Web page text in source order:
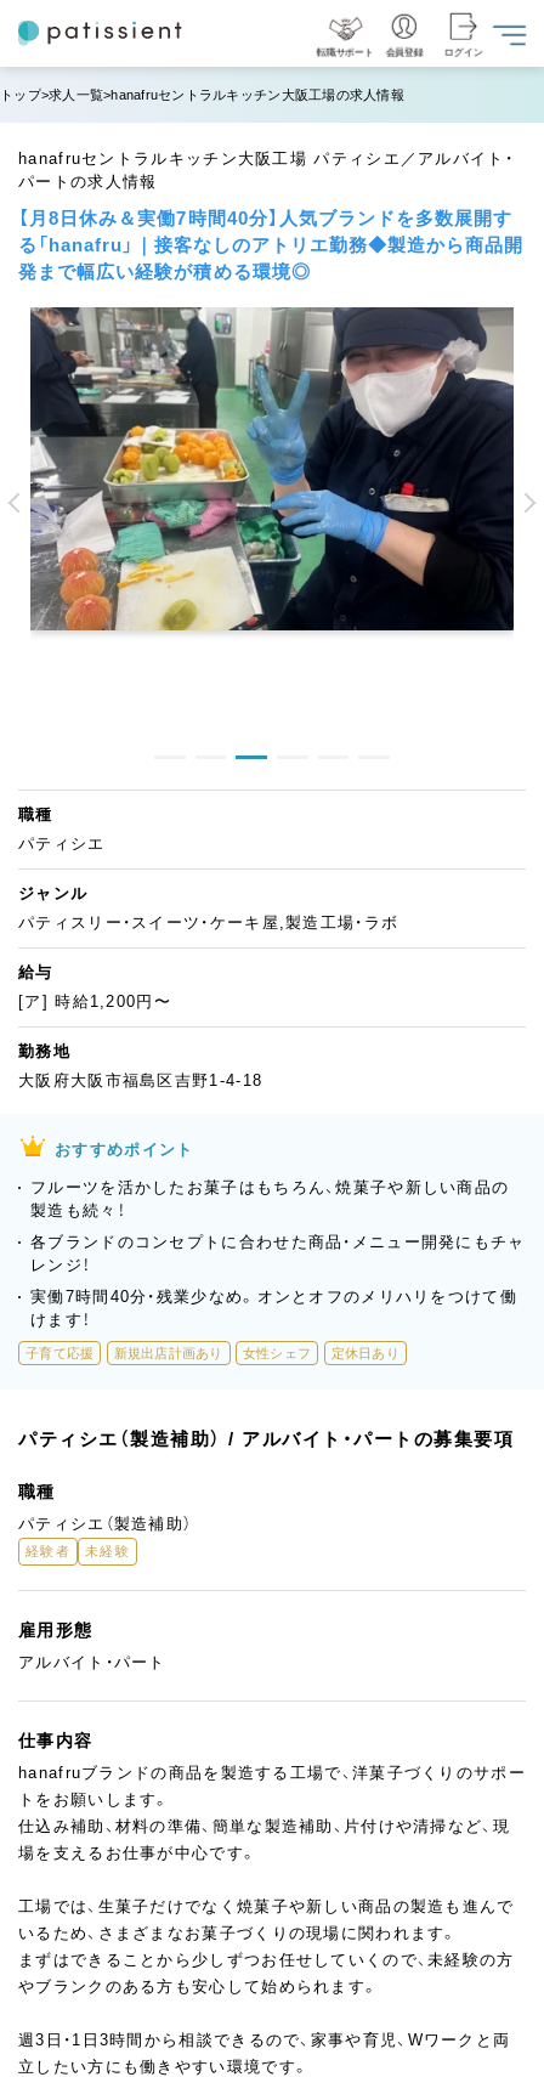
転職サポート 会員登録 ログイン
トップ 求人一覧 hanafruセントラルキッチン大阪工場の求人情報
hanafruセントラルキッチン大阪工場 パティシエ／アルバイト・
パートの求人情報
【月8日休み＆実働7時間40分】人気ブランドを多数展開す
る「hanafru」｜接客なしのアトリエ勤務◆製造から商品開
発まで幅広い経験が積める環境◎
職種
パティシエ
ジャンル
パティスリー・スイーツ・ケーキ屋,製造工場・ラボ
給与
[ア] 時給1,200円〜
勤務地
大阪府大阪市福島区吉野1-4-18
おすすめポイント
フルーツを活かしたお菓子はもちろん、焼菓子や新しい商品の
製造も続々！
各ブランドのコンセプトに合わせた商品・メニュー開発にもチャ
レンジ！
実働7時間40分・残業少なめ。オンとオフのメリハリをつけて働
けます！
子育て応援 新規出店計画あり 女性シェフ 定休日あり
パティシエ（製造補助） / アルバイト・パートの募集要項
職種
パティシエ（製造補助）
経験者 未経験
雇用形態
アルバイト・パート
仕事内容
hanafruブランドの商品を製造する工場で、洋菓子づくりのサポー
トをお願いします。
仕込み補助、材料の準備、簡単な製造補助、片付けや清掃など、現
場を支えるお仕事が中心です。
工場では、生菓子だけでなく焼菓子や新しい商品の製造も進んで
いるため、さまざまなお菓子づくりの現場に関われます。
まずはできることから少しずつお任せしていくので、未経験の方
やブランクのある方も安心して始められます。
週3日・1日3時間から相談できるので、家事や育児、Wワークと両
立したい方にも働きやすい環境です。